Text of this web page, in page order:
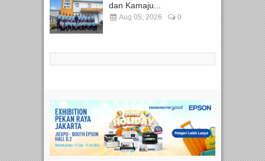
dan Kamaju...
Aug 05, 2026 0